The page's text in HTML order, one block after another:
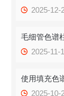
2025-12-
毛细管色谱
2025-11-
使用填充色
2025-10-